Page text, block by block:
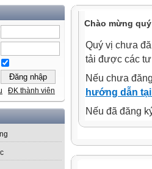
ĐK thành viên
Chào mừng
Quý vị chưa
tải được các
Nếu chưa
hướng dẫn
Nếu đã đăng